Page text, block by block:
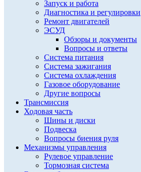
Запуск и работа
Диагностика и регулировки
Ремонт двигателей
ЭСУД
Обзоры и документы
Вопросы и ответы
Система питания
Система зажигания
Система охлаждения
Газовое оборудование
Другие вопросы
Трансмиссия
Ходовая часть
Шины и диски
Подвеска
Вопросы биения руля
Механизмы управления
Рулевое управление
Тормозная система